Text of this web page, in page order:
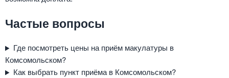
Частые вопросы
Где посмотреть цены на приём макулатуры в
Комсомольском?
Как выбрать пункт приёма в Комсомольском?